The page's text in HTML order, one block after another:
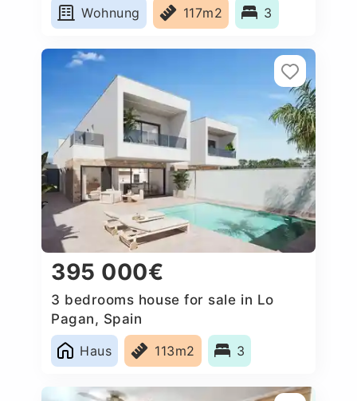
Wohnung
117m2 3
395 000€
3 bedrooms house for sale in Lo
Pagan, Spain
Haus
113m2 3